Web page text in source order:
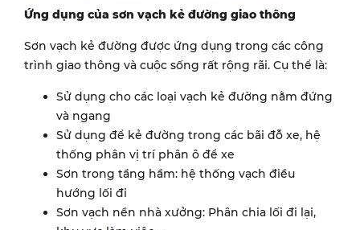
Ứng dụng của sơn vạch kẻ đường giao thông
Sơn vạch kẻ đường được ứng dụng trong các công
trình giao thông và cuộc sống rất rộng rãi. Cụ thể là:
Sử dụng cho các loại vạch kẻ đường nằm đứng
và ngang
Sử dụng để kẻ đường trong các bãi đỗ xe, hệ
thống phân vị trí phân ô để xe
Sơn trong tầng hầm: hệ thống vạch điều
hướng lối đi
Sơn vạch nền nhà xưởng: Phân chia lối đi lại,